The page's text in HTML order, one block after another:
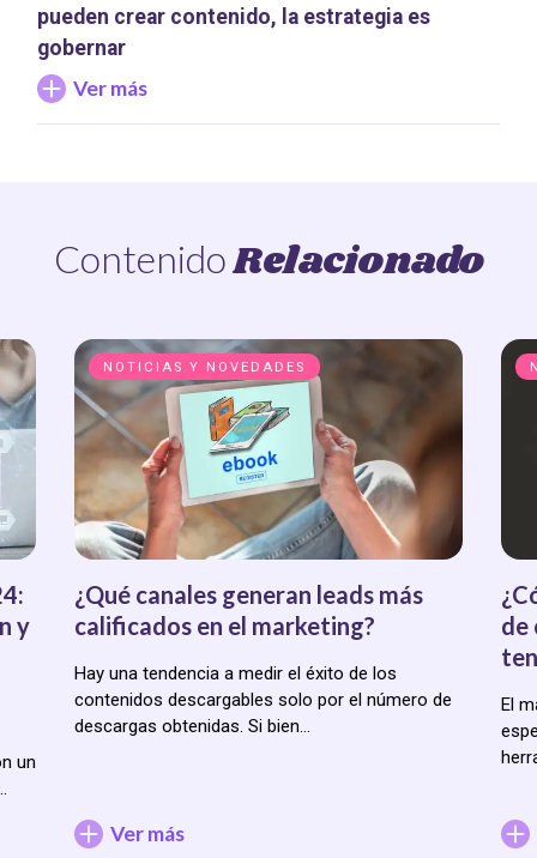
pueden crear contenido, la estrategia es
gobernar
Ver más
ContenidoRelacionado
y
un
NOTICIAS Y NOVEDADES
¿Qué canales generan leads más
calificados en el marketing?
Hay una tendencia a medir el éxito de los
contenidos descargables solo por el número de
descargas obtenidas. Si bien…
Ver más
de
El